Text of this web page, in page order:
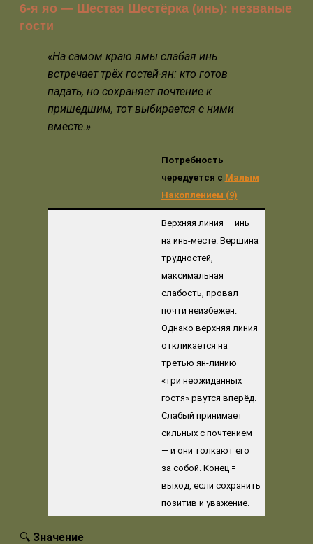
6-я яо — Шестая Шестёрка (инь): незваные
гости
«На самом краю ямы слабая инь
встречает трёх гостей-ян: кто готов
падать, но сохраняет почтение к
пришедшим, тот выбирается с ними
вместе.»
Потребность
чередуется с Малым
Накоплением (9)
Верхняя линия — инь
на инь-месте. Вершина
трудностей,
максимальная
слабость, провал
почти неизбежен.
Однако верхняя линия
откликается на
третью ян-линию —
«три неожиданных
гостя» рвутся вперёд.
Слабый принимает
сильных с почтением
— и они толкают его
за собой. Конец =
выход, если сохранить
позитив и уважение.
🔍 Значение